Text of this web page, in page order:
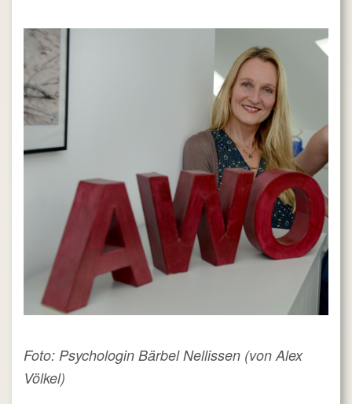
Foto: Psychologin Bärbel Nellissen (von Alex
Völkel)